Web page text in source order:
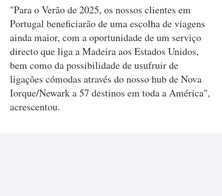
"Para o Verão de 2025, os nossos clientes em
Portugal beneficiarão de uma escolha de viagens
ainda maior, com a oportunidade de um serviço
directo que liga a Madeira aos Estados Unidos,
bem como da possibilidade de usufruir de
ligações cómodas através do nosso hub de Nova
Iorque/Newark a 57 destinos em toda a América",
acrescentou.